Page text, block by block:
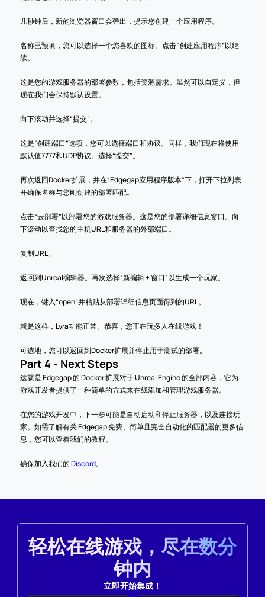
几秒钟后，新的浏览器窗口会弹出，提示您创建一个应用程序。
名称已预填，您可以选择一个您喜欢的图标。点击“创建应用程序”以继
续。
这是您的游戏服务器的部署参数，包括资源需求。虽然可以自定义，但
现在我们会保持默认设置。
向下滚动并选择“提交”。
这是“创建端口”选项，您可以选择端口和协议。同样，我们现在将使用
默认值7777和UDP协议。选择“提交”。
再次返回Docker扩展，并在“Edgegap应用程序版本”下，打开下拉列表
并确保名称与您刚创建的部署匹配。
点击“云部署”以部署您的游戏服务器。这是您的部署详细信息窗口。向
下滚动以查找您的主机URL和服务器的外部端口。
复制URL。
返回到Unreal编辑器。再次选择“新编辑 + 窗口”以生成一个玩家。
现在，键入“open”并粘贴从部署详细信息页面得到的URL。
就是这样，Lyra功能正常。恭喜，您正在玩多人在线游戏！
可选地，您可以返回到Docker扩展并停止用于测试的部署。
Part 4 - Next Steps
这就是 Edgegap 的 Docker 扩展对于 Unreal Engine 的全部内容，它为
游戏开发者提供了一种简单的方式来在线添加和管理游戏服务器。
在您的游戏开发中，下一步可能是自动启动和停止服务器，以及连接玩
家。如需了解有关 Edgegap 免费、简单且完全自动化的匹配器的更多信
息，您可以查看我们的教程。
确保加入我们的 Discord。
轻松在线游戏，尽在数分
钟内
立即开始集成！